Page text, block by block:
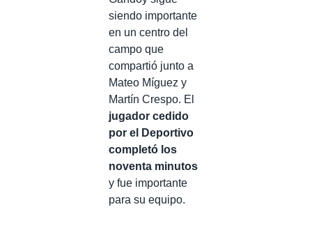
siendo importante
en un centro del
campo que
compartió junto a
Mateo Míguez y
Martín Crespo. El
jugador cedido
por el Deportivo
completó los
noventa minutos
y fue importante
para su equipo.